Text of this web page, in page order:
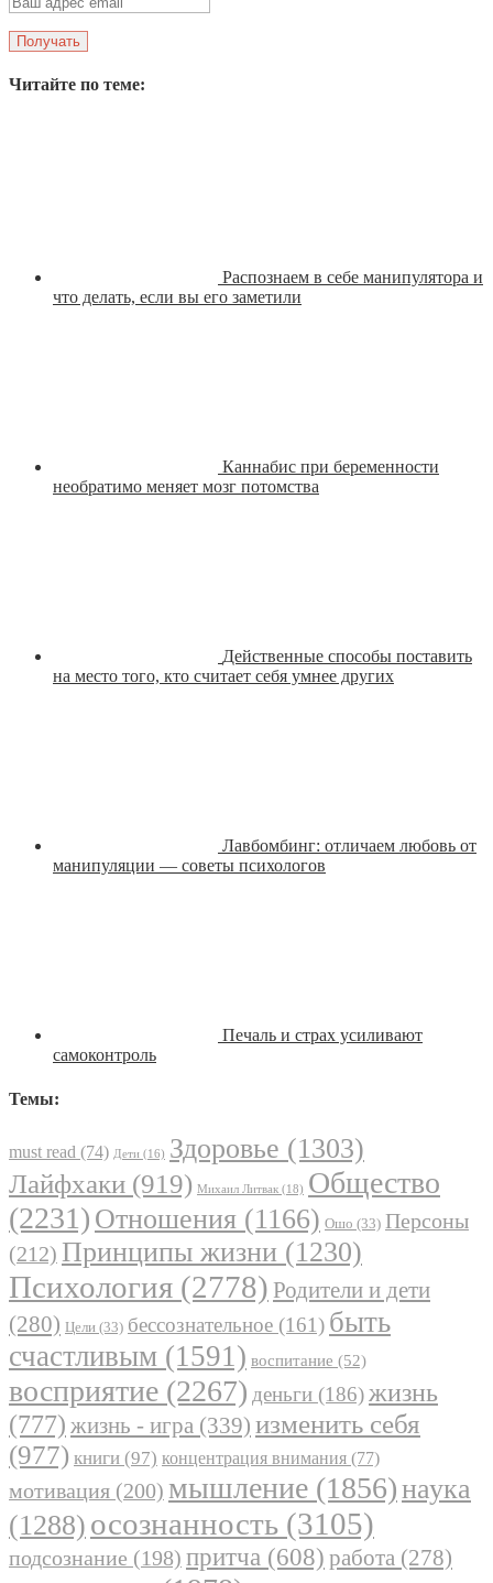
Читайте по теме:
Распознаем в себе манипулятора и
что делать, если вы его заметили
Каннабис при беременности
необратимо меняет мозг потомства
Действенные способы поставить
на место того, кто считает себя умнее других
Лавбомбинг: отличаем любовь от
манипуляции — советы психологов
Печаль и страх усиливают
самоконтроль
Темы:
must read (74) Дети (16) Здоровье (1303)
Лайфхаки (919) Михаил Литвак (18) Общество
(2231) Отношения (1166) Ошо (33) Персоны
(212) Принципы жизни (1230)
Психология (2778) Родители и дети
(280) Цели (33) бессознательное (161) быть
счастливым (1591) воспитание (52)
восприятие (2267) деньги (186)жизнь
(777) жизнь - игра (339) изменить себя
(977) книги (97) концентрация внимания (77)
мотивация (200) мышление (1856)наука
(1288) осознанность (3105)
подсознание (198) притча (608) работа (278)